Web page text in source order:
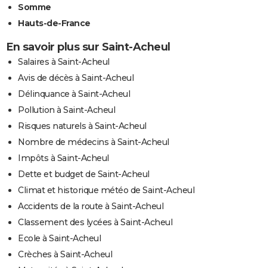
Somme
Hauts-de-France
En savoir plus sur Saint-Acheul
Salaires à Saint-Acheul
Avis de décès à Saint-Acheul
Délinquance à Saint-Acheul
Pollution à Saint-Acheul
Risques naturels à Saint-Acheul
Nombre de médecins à Saint-Acheul
Impôts à Saint-Acheul
Dette et budget de Saint-Acheul
Climat et historique météo de Saint-Acheul
Accidents de la route à Saint-Acheul
Classement des lycées à Saint-Acheul
Ecole à Saint-Acheul
Crèches à Saint-Acheul